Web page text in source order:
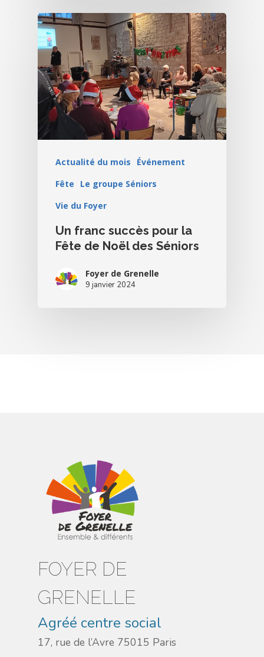
Actualité du mois
Événement
Fête
Le groupe Séniors
Vie du Foyer
Un franc succès pour la
Fête de Noël des Séniors
Foyer de Grenelle
9 janvier 2024
FOYER DE
GRENELLE
Agréé centre social
17, rue de l’Avre 75015 Paris